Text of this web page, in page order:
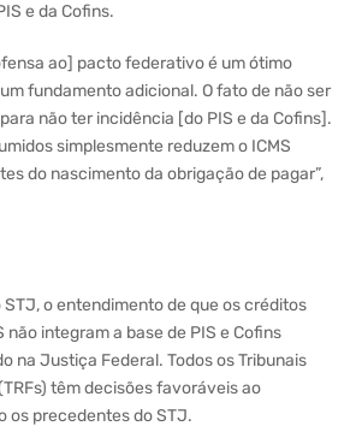
e da Cofins.
ao] pacto federativo é um ótimo
fundamento adicional. O fato de não ser
não ter incidência [do PIS e da Cofins].
simplesmente reduzem o ICMS
do nascimento da obrigação de pagar”,
STJ, o entendimento de que os créditos
não integram a base de PIS e Cofins
na Justiça Federal. Todos os Tribunais
têm decisões favoráveis ao
os precedentes do STJ.